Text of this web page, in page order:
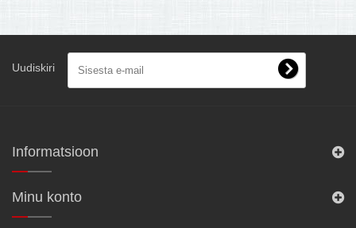
Uudiskiri
Informatsioon
Minu konto